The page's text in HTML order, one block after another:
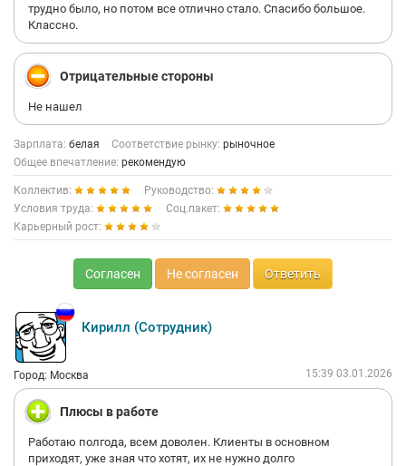
трудно было, но потом все отлично стало. Спасибо большое.
Классно.
Отрицательные стороны
Не нашел
Зарплата: белая Соответствие рынку: рыночное
Общее впечатление: рекомендую
Коллектив:
Руководство:
Условия труда:
Соц.пакет:
Карьерный рост:
Согласен Не согласен Ответить
Кирилл (Сотрудник)
Город: Москва 15:39 03.01.2026
Плюсы в работе
Работаю полгода, всем доволен. Клиенты в основном
приходят, уже зная что хотят, их не нужно долго